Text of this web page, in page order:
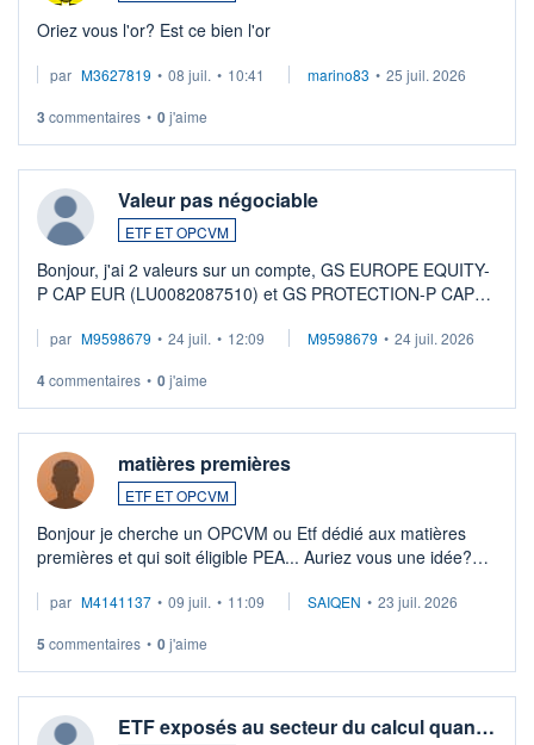
Oriez vous l'or? Est ce bien l'or
par M3627819 • 08 juil. • 10:41 marino83 • 25 juil. 2026
3 commentaires • 0j'aime
Valeur pas négociable
ETF ET OPCVM
Bonjour, j'ai 2 valeurs sur un compte, GS EUROPE EQUITY-
P CAP EUR (LU0082087510) et GS PROTECTION-P CAP
veux procéder à la vente, on me signale ...
par M9598679 • 24 juil. • 12:09 M9598679 • 24 juil. 2026
4commentaires • 0j'aime
matières premières
ETF ET OPCVM
Bonjour je cherche un OPCVM ou Etf dédié aux matières
premières et qui soit éligible PEA... Auriez vous une idée?
par M4141137 • 09 juil. • 11:09 SAIQEN • 23 juil. 2026
5 commentaires • 0j'aime
ETF exposés au secteur du calcul quan…